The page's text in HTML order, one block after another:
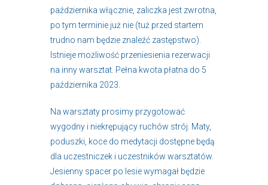
października włącznie, zaliczka jest zwrotna,
po tym terminie już nie (tuż przed startem
trudno nam będzie znaleźć zastępstwo).
Istnieje możliwość przeniesienia rezerwacji
na inny warsztat. Pełna kwota płatna do 5
października 2023.
Na warsztaty prosimy przygotować
wygodny i niekrępujący ruchów strój. Maty,
poduszki, koce do medytacji dostępne będą
dla uczestniczek i uczestników warsztatów.
Jesienny spacer po lesie wymagał będzie